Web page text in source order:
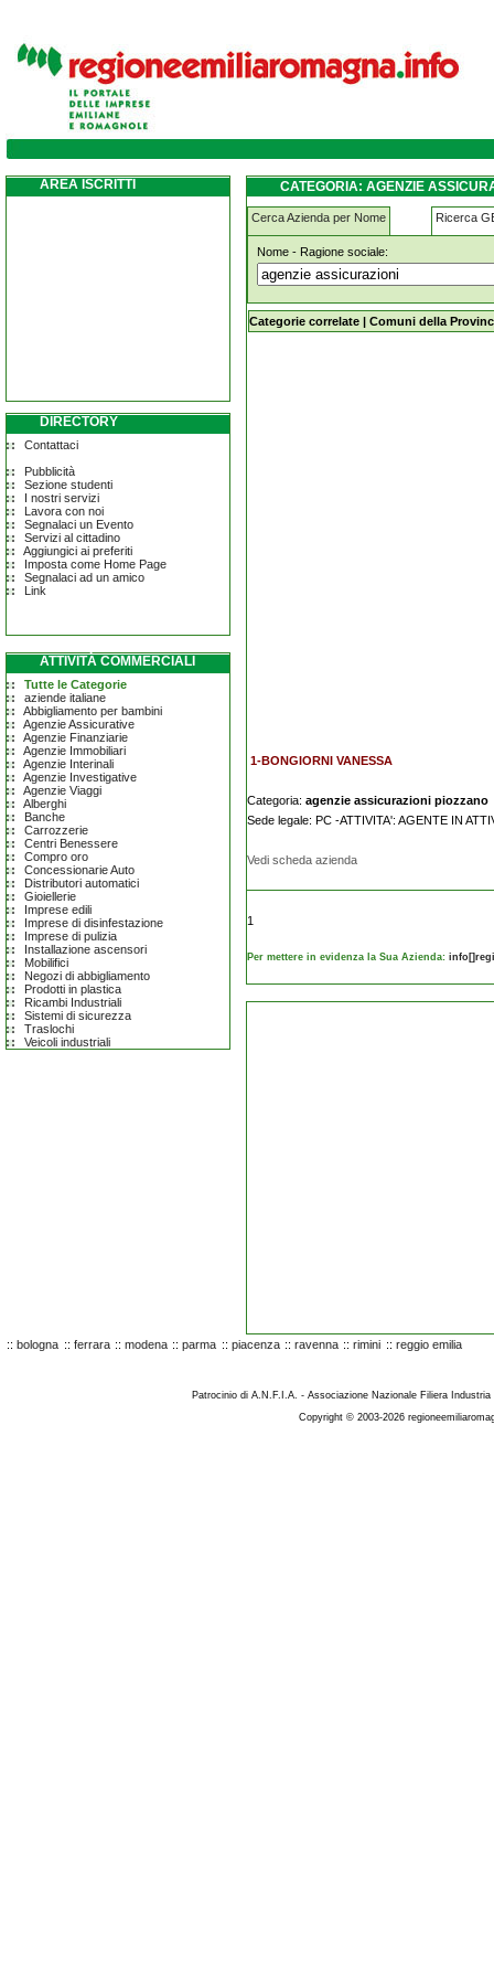
agenzie-assicurazioni piozzano
AREA ISCRITTI
DIRECTORY
Contattaci
Pubblicità
Sezione studenti
I nostri servizi
Lavora con noi
Segnalaci un Evento
Servizi al cittadino
Aggiungici ai preferiti
Imposta come Home Page
Segnalaci ad un amico
Link
ATTIVITÀ COMMERCIALI
Tutte le Categorie
aziende italiane
Abbigliamento per bambini
Agenzie Assicurative
Agenzie Finanziarie
Agenzie Immobiliari
Agenzie Interinali
Agenzie Investigative
Agenzie Viaggi
Alberghi
Banche
Carrozzerie
Centri Benessere
Compro oro
Concessionarie Auto
Distributori automatici
Gioiellerie
Imprese edili
Imprese di disinfestazione
Imprese di pulizia
Installazione ascensori
Mobilifici
Negozi di abbigliamento
Prodotti in plastica
Ricambi Industriali
Sistemi di sicurezza
Traslochi
Veicoli industriali
CATEGORIA: AGENZIE
Cerca Azienda per Nome Ricerca
Nome - Ragione sociale:
agenzie-assicurazioni piozzano
Categorie correlate | Comuni della
1-BONGIORNI VANESSA
Categoria: agenzie assicurazioni piozzano
Sede legale: PC -ATTIVITA': AGENTE IN
Vedi scheda azienda
1
Per mettere in evidenza la Sua Azienda:
:: bologna :: ferrara :: modena :: parma :: piacenza :: ravenna :: rimini :: reggio emilia
Patrocinio di A.N.F.I.A. - Associazione Nazionale Filiera
Copyright © 2003-2026